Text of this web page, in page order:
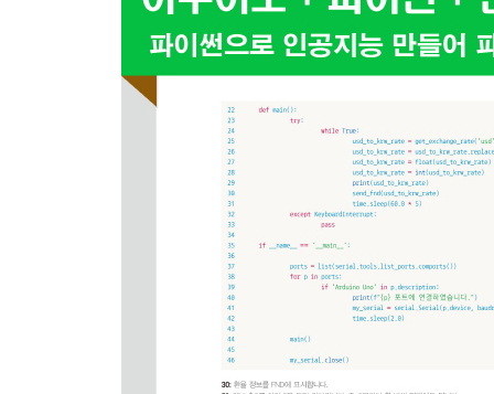
인공지능 쉴드 이용하는 방법
부품 이용하여 연결하는 방법
4-digit FND에 영어 출력하기
02_ 11 비접촉 온도센서(MLX90614)로 체온 측정
비접촉 온도센서(MLX90614) 이해하기
인공지능 쉴드 이용하는 방법
부품 이용하여 연결하는 방법
MLX90614 라이브러리 설치하고 비접촉 온도 읽기
비접촉센서로 온도 읽어서 특정 온도 이상이면 시
02_ 12 millis() 사용하여 아두이노를 일정시간마다
delay 함수로 시리얼통신에 1초마다 hello 출력하기